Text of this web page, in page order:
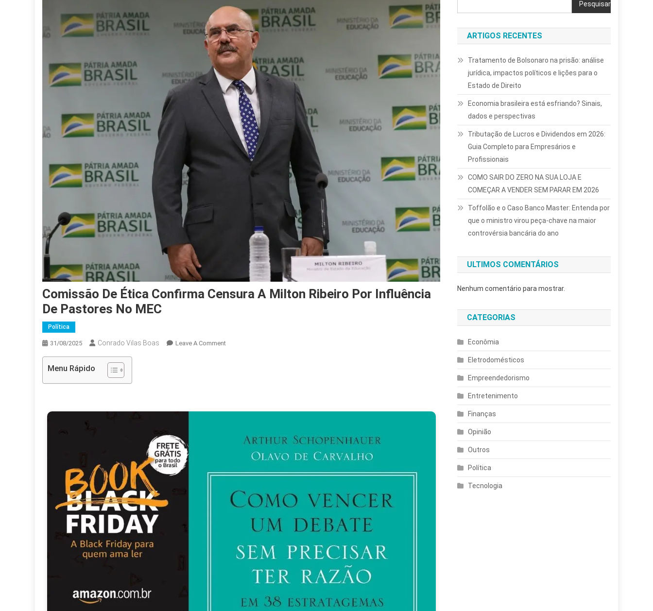
Comissão De Ética Confirma Censura A Milton Ribeiro Por Influência
De Pastores No MEC
Política
31/08/2025 Conrado Vilas Boas Leave A CommentOn
A
Influência
Pastores
MEC
Menu Rápido
Pesquisar
ARTIGOS RECENTES
Tratamento de Bolsonaro na prisão: análise
jurídica, impactos políticos e lições para o
Estado de Direito
Economia brasileira está esfriando? Sinais,
dados e perspectivas
Tributação de Lucros e Dividendos em 2026:
Guia Completo para Empresários e
Profissionais
COMO SAIR DO ZERO NA SUA LOJA E
COMEÇAR A VENDER SEM PARAR EM 2026
Toffolão e o Caso Banco Master: Entenda por
que o ministro virou peça-chave na maior
controvérsia bancária do ano
ULTIMOS COMENTÁRIOS
Nenhum comentário para mostrar.
CATEGORIAS
Econômia
Eletrodomésticos
Empreendedorismo
Entretenimento
Finanças
Opinião
Outros
Política
Tecnologia